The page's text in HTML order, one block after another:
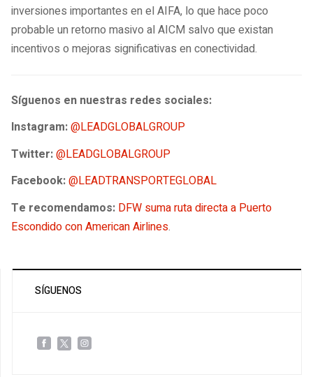
inversiones importantes en el AIFA, lo que hace poco
probable un retorno masivo al AICM salvo que existan
incentivos o mejoras significativas en conectividad.
Síguenos en nuestras redes sociales:
Instagram:@LEADGLOBALGROUP
Twitter:@LEADGLOBALGROUP
Facebook:@LEADTRANSPORTEGLOBAL
Te recomendamos: DFW suma ruta directa a Puerto
Escondido con American Airlines.
SÍGUENOS